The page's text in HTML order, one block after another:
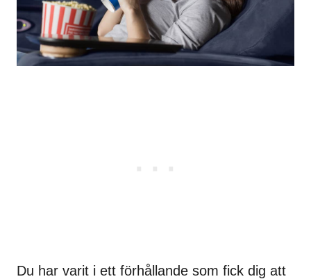
Du har varit i ett förhållande som fick dig att